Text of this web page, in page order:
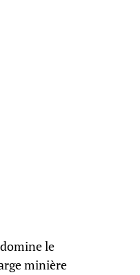
le
minière